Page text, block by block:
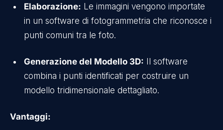
Elaborazione: Le immagini vengono importate
in un software di fotogrammetria che riconosce i
punti comuni tra le foto.
Generazione del Modello 3D: Il software
combina i punti identificati per costruire un
modello tridimensionale dettagliato.
Vantaggi: